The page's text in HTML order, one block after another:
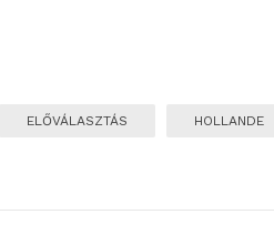
ELŐVÁLASZTÁS HOLLANDE